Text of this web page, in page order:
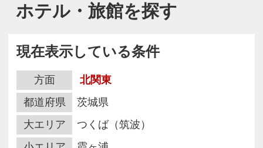
ホテル・旅館を探す
現在表示している条件
方面
北関東
都道府県
茨城県
大エリア
つくば（筑波）